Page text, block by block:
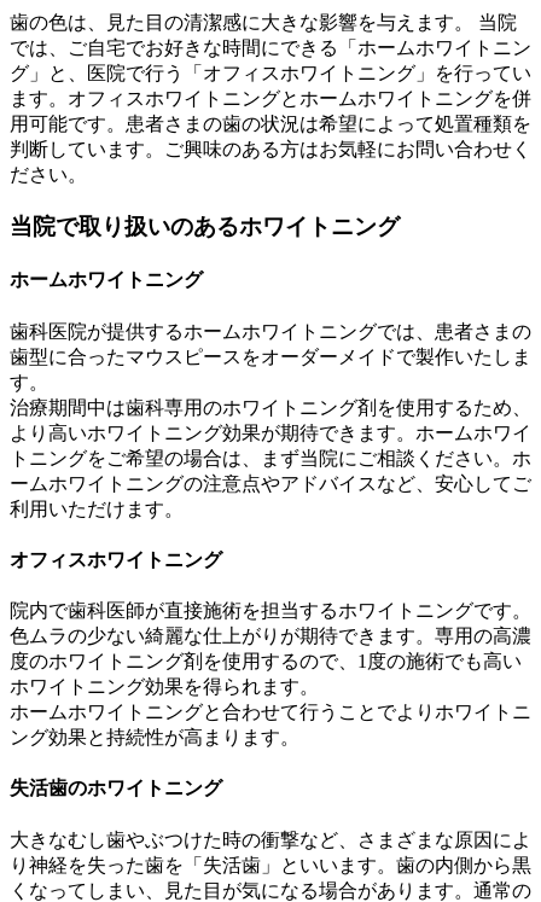
歯の色は、見た目の清潔感に大きな影響を与えます。 当院
では、ご自宅でお好きな時間にできる「ホームホワイトニン
グ」と、医院で行う「オフィスホワイトニング」を行ってい
ます。オフィスホワイトニングとホームホワイトニングを併
用可能です。患者さまの歯の状況は希望によって処置種類を
判断しています。ご興味のある方はお気軽にお問い合わせく
ださい。
当院で取り扱いのあるホワイトニング
ホームホワイトニング
歯科医院が提供するホームホワイトニングでは、患者さまの
歯型に合ったマウスピースをオーダーメイドで製作いたしま
す。
治療期間中は歯科専用のホワイトニング剤を使用するため、
より高いホワイトニング効果が期待できます。ホームホワイ
トニングをご希望の場合は、まず当院にご相談ください。ホ
ームホワイトニングの注意点やアドバイスなど、安心してご
利用いただけます。
オフィスホワイトニング
院内で歯科医師が直接施術を担当するホワイトニングです。
色ムラの少ない綺麗な仕上がりが期待できます。専用の高濃
度のホワイトニング剤を使用するので、1度の施術でも高い
ホワイトニング効果を得られます。
ホームホワイトニングと合わせて行うことでよりホワイトニ
ング効果と持続性が高まります。
失活歯のホワイトニング
大きなむし歯やぶつけた時の衝撃など、さまざまな原因によ
り神経を失った歯を「失活歯」といいます。歯の内側から黒
くなってしまい、見た目が気になる場合があります。通常の